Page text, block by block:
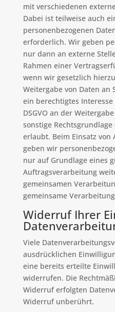
mit verschiedenen
Dabei ist teilweise auch
personenbezogenen
erforderlich. Wir geben
nur dann an externe
Rahmen einer
wenn wir gesetzlich
Weitergabe von Daten an
ein berechtigtes
DSGVO an der
sonstige
erlaubt. Beim Einsatz
geben wir
nur auf Grundlage eines
Auftragsverarbeitung
gemeinsamen
gemeinsame
Widerruf Ihrer
Viele
ausdrücklichen
eine bereits erteilte
widerrufen. Die
Widerruf erfolgten
Widerruf unberührt.